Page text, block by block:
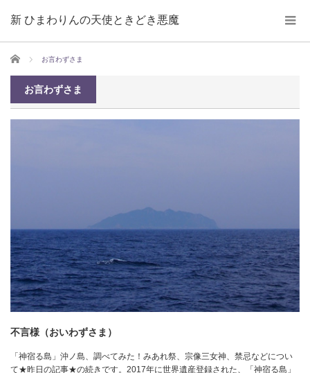
新 ひまわりんの天使ときどき悪魔
ホーム お言わずさま
お言わずさま
不言様（おいわずさま）
「神宿る島」沖ノ島、調べてみた！みあれ祭、宗像三女神、禁忌などについ
て★昨日の記事★の続きです。2017年に世界遺産登録された、「神宿る島」